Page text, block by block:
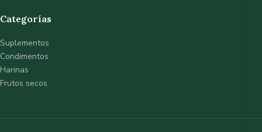
Categorías
Suplementos
Condimentos
Harinas
Frutos secos